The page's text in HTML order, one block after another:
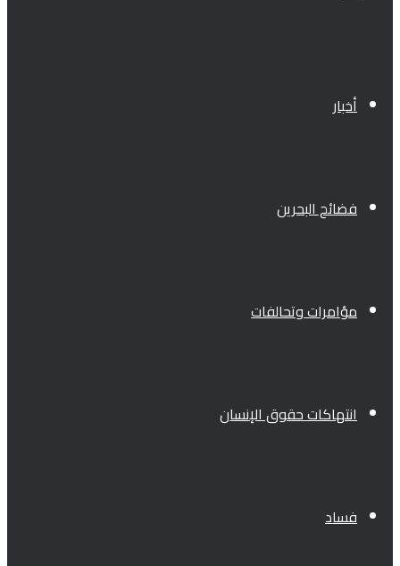
أخبار
فضائح البحرين
مؤامرات وتحالفات
انتهاكات حقوق الإنسان
فساد